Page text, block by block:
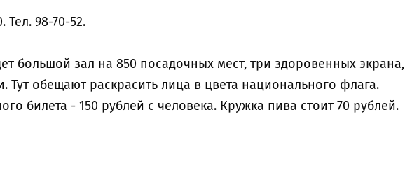
Тел. 98-70-52.
большой зал на 850 посадочных мест, три здоровенных экрана,
Тут обещают раскрасить лица в цвета национального флага.
билета - 150 рублей с человека. Кружка пива стоит 70 рублей.